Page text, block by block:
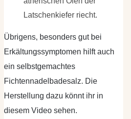
Latschenkiefer riecht.
Übrigens, besonders gut bei
Erkältungssymptomen hilft auch
ein selbstgemachtes
Fichtennadelbadesalz. Die
Herstellung dazu könnt ihr in
diesem Video sehen.